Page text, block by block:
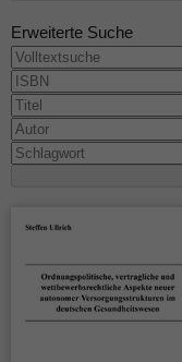
Erweiterte Suche